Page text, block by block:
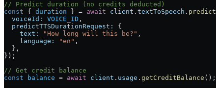
// Predict duration (no credits deducted)
const { duration } = await client . textToSpeech .
  voiceId:
VOICE_ID ,
  predictTTSDurationRequest:
{
    text:
"How long will this be?" ,
    language:
"en" ,
  },
});
// Get credit balance
const balance = await client . usage . getCreditBalance ();